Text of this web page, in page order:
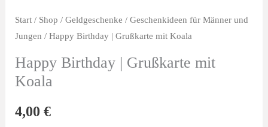
Start/ Shop / Geldgeschenke / Geschenkideen für Männer und
Jungen / Happy Birthday | Grußkarte mit Koala
Happy Birthday | Grußkarte mit
Koala
4,00 €